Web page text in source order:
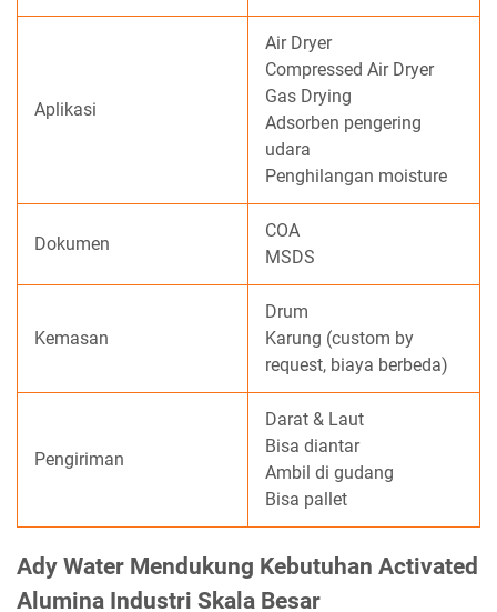
Aplikasi
Air Dryer
Compressed Air Dryer
Gas Drying
Adsorben pengering
udara
Penghilangan moisture
Dokumen
COA
MSDS
Kemasan
Drum
Karung (custom by
request, biaya berbeda)
Pengiriman
Darat & Laut
Bisa diantar
Ambil di gudang
Bisa pallet
Ady Water Mendukung Kebutuhan Activated
Alumina Industri Skala Besar